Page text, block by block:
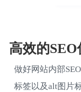
高效的SEO
做好网站内部
标签以及alt图片